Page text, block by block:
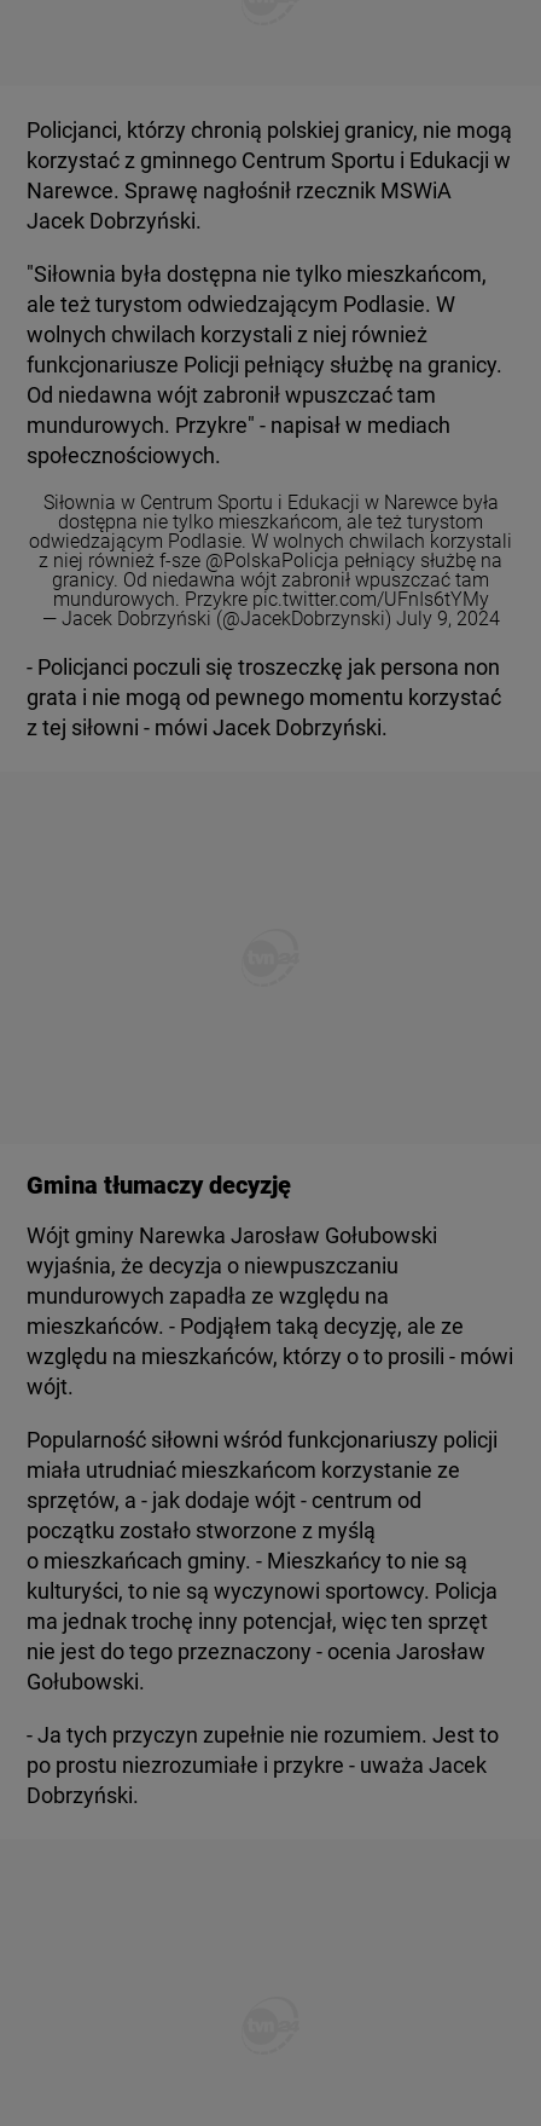
Policjanci, którzy chronią polskiej granicy, nie mogą
korzystać z gminnego Centrum Sportu i Edukacji w
Narewce. Sprawę nagłośnił rzecznik MSWiA
Jacek Dobrzyński.
"Siłownia była dostępna nie tylko mieszkańcom,
ale też turystom odwiedzającym Podlasie. W
wolnych chwilach korzystali z niej również
funkcjonariusze Policji pełniący służbę na granicy.
Od niedawna wójt zabronił wpuszczać tam
mundurowych. Przykre" - napisał w mediach
społecznościowych.
Siłownia w Centrum Sportu i Edukacji w Narewce była
dostępna nie tylko mieszkańcom, ale też turystom
odwiedzającym Podlasie. W wolnych chwilach korzystali
z niej również f-sze @PolskaPolicja pełniący służbę na
granicy. Od niedawna wójt zabronił wpuszczać tam
mundurowych. Przykre pic.twitter.com/UFnIs6tYMy
— Jacek Dobrzyński (@JacekDobrzynski) July 9, 2024
- Policjanci poczuli się troszeczkę jak persona non
grata i nie mogą od pewnego momentu korzystać
z tej siłowni - mówi Jacek Dobrzyński.
Gmina tłumaczy decyzję
Wójt gminy Narewka Jarosław Gołubowski
wyjaśnia, że decyzja o niewpuszczaniu
mundurowych zapadła ze względu na
mieszkańców. - Podjąłem taką decyzję, ale ze
względu na mieszkańców, którzy o to prosili - mówi
wójt.
Popularność siłowni wśród funkcjonariuszy policji
miała utrudniać mieszkańcom korzystanie ze
sprzętów, a - jak dodaje wójt - centrum od
początku zostało stworzone z myślą
o mieszkańcach gminy. - Mieszkańcy to nie są
kulturyści, to nie są wyczynowi sportowcy. Policja
ma jednak trochę inny potencjał, więc ten sprzęt
nie jest do tego przeznaczony - ocenia Jarosław
Gołubowski.
- Ja tych przyczyn zupełnie nie rozumiem. Jest to
po prostu niezrozumiałe i przykre - uważa Jacek
Dobrzyński.